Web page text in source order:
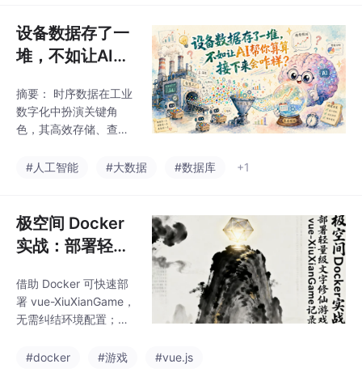
t作为智能伙伴的潜
储，却往往未被充分利
用。天谋科技推出的Ti
mechoDB作为国产自研
缩存储、高吞吐写入、
毫秒级查询等特性，已
应用于国家电网等头部
据不够，还需从中获取
生，专注
设备数据存了一
堆，不如让AI帮
咋样？
摘要： 时序数据在工业
数字化中扮演关键角
色，其高效存储、查询
产决策与设备安全。Ti
模型（TimechoAI）的
结合，构建了覆盖数据
“存、查、用”全流程的
维护、负荷预测等场
景。
#人工智能 #大数据 #数据库 +1
极空间 Docker
实战：部署轻量
vue-XiuXianGa
me 记录
借助 Docker 可快速部
署 vue-XiuXianGame，
无需纠结环境配置；也
使用体验更灵活。
#docker #游戏 #vue.js